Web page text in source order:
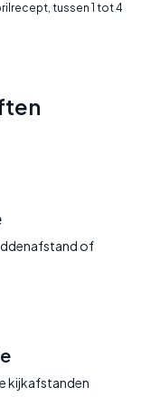
tussen 1 tot 4
of
kijkafstanden